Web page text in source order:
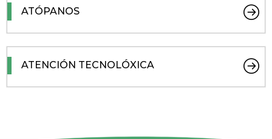
ATÓPANOS
ATENCIÓN TECNOLÓXICA